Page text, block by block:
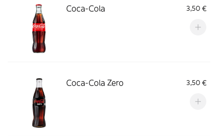
Coca-Cola 3,50 €
Coca-Cola Zero 3,50 €